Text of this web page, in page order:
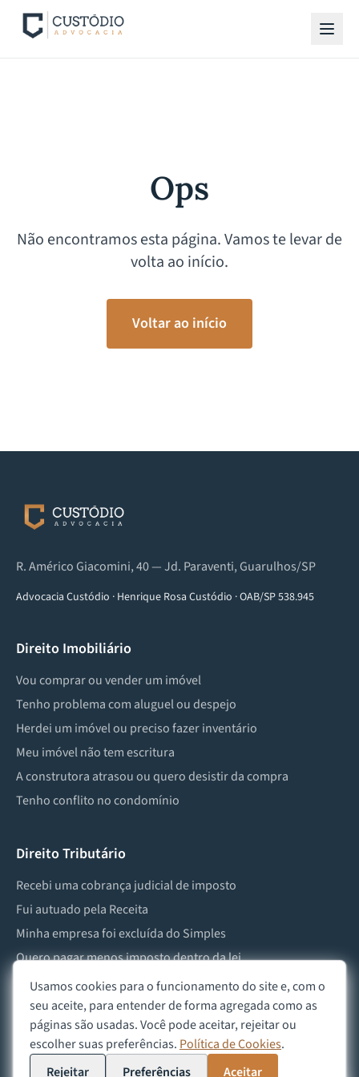
Ops
Não encontramos esta página. Vamos te levar de
volta ao início.
Voltar ao início
R. Américo Giacomini, 40 — Jd. Paraventi, Guarulhos/SP
Advocacia Custódio · Henrique Rosa Custódio ·OAB/SP 538.945
Direito Imobiliário
Vou comprar ou vender um imóvel
Tenho problema com aluguel ou despejo
Herdei um imóvel ou preciso fazer inventário
Meu imóvel não tem escritura
A construtora atrasou ou quero desistir da compra
Tenho conflito no condomínio
Direito Tributário
Recebi uma cobrança judicial de imposto
Fui autuado pela Receita
Minha empresa foi excluída do Simples
Quero pagar menos imposto dentro da lei
Preciso lidar com imposto de herança ou doação
2026Advocacia Custódio
Política de Privacidade Política de Cookies Aviso Legal
Usamos cookies para o funcionamento do site e, com o
seu aceite, para entender de forma agregada como as
páginas são usadas. Você pode aceitar, rejeitar ou
escolher suas preferências. Política de Cookies.
Rejeitar
Preferências Aceitar